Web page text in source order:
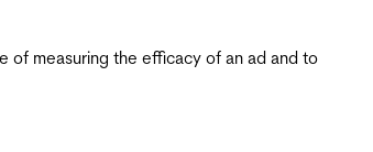
of measuring the efficacy of an ad and to